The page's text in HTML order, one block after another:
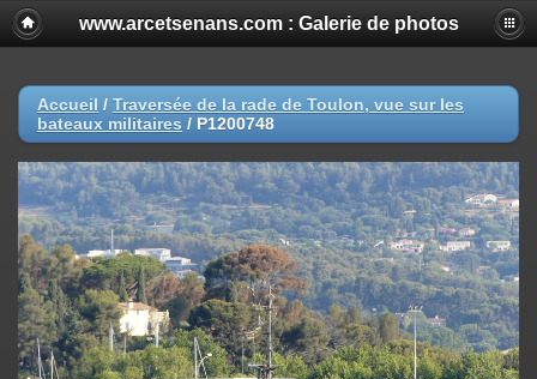
www.arcetsenans.com : Galerie de photos
Accueil / Traversée de la rade de Toulon, vue sur les
bateaux militaires / P1200748